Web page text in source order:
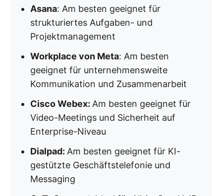
Asana: Am besten geeignet für
strukturiertes Aufgaben- und
Projektmanagement
Workplace von Meta: Am besten
geeignet für unternehmensweite
Kommunikation und Zusammenarbeit
Cisco Webex: Am besten geeignet für
Video-Meetings und Sicherheit auf
Enterprise-Niveau
Dialpad: Am besten geeignet für KI-
gestützte Geschäftstelefonie und
Messaging